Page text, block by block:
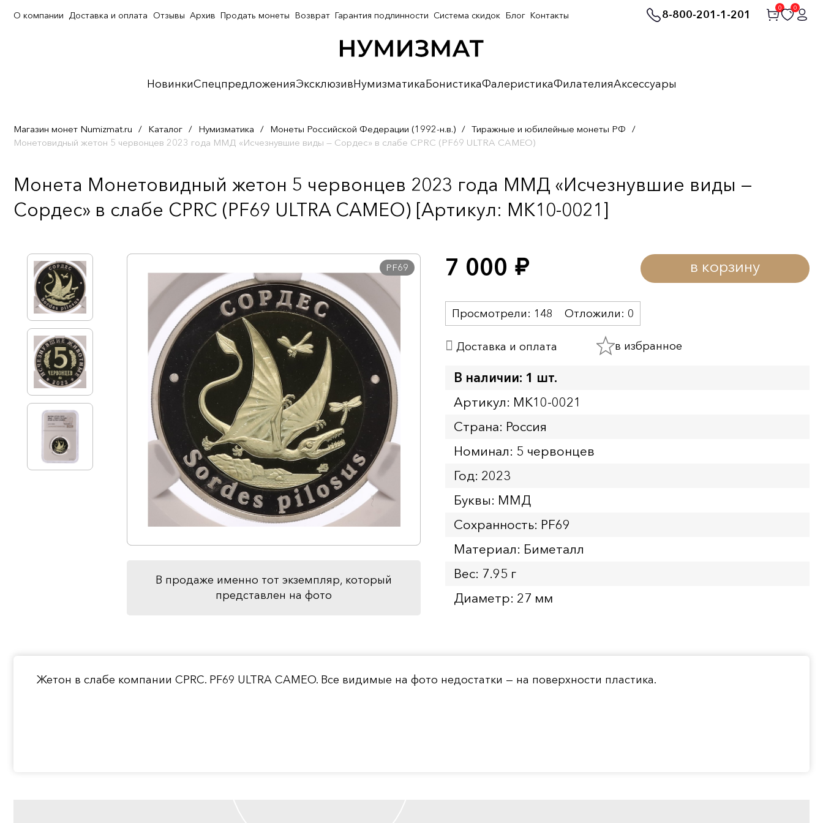
8-800-201-1-201
0 0
НовинкиСпецпредложенияЭксклюзивНумизматикаБонистикаФалеристикаФилателияАксессуары
О компании Доставка и оплата Отзывы Архив Продать монеты Возврат Гарантия подлинности Система скидок Блог Контакты
Магазин монет Numizmat.ru / Каталог / Нумизматика / Монеты Российской Федерации (1992-н.в.) / Тиражные и юбилейные монеты РФ /
Монетовидный жетон 5 червонцев 2023 года ММД «Исчезнувшие виды — Сордес» в слабе CPRC (PF69 ULTRA CAMEO)
Монета Монетовидный жетон 5 червонцев 2023 года ММД «Исчезнувшие виды —
Сордес» в слабе CPRC (PF69 ULTRA CAMEO) [Артикул: MK10-0021]
PF69
В продаже именно тот экземпляр, который
представлен на фото
7 000 руб. в корзину
Просмотрели: 148 Отложили: 0
Доставка и оплата в избранное
В наличии: 1 шт.
Артикул: MK10-0021
Страна: Россия
Номинал: 5 червонцев
Год: 2023
Буквы: ММД
Сохранность: PF69
Материал: Биметалл
Вес: 7.95 г
Диаметр: 27 мм
Жетон в слабе компании CPRC. PF69 ULTRA CAMEO. Все видимые на фото недостатки — на поверхности пластика.